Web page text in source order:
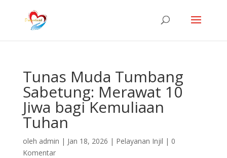
Tunas Muda Tumbang
Sabetung: Merawat 10
Jiwa bagi Kemuliaan
Tuhan
oleh admin | Jan 18, 2026 | Pelayanan Injil | 0
Komentar